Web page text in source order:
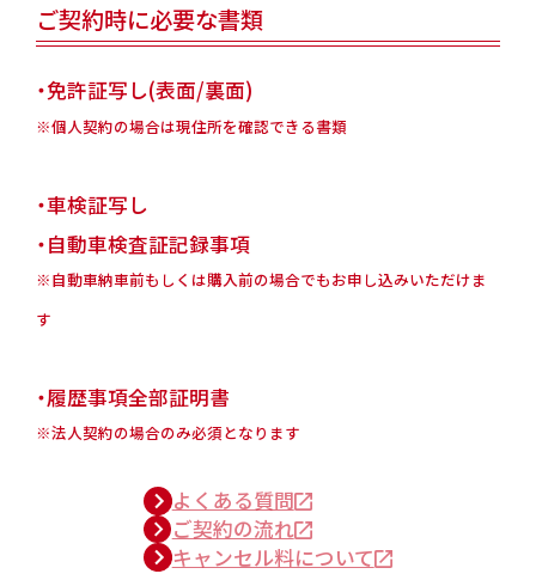
ご契約時に必要な書類
・免許証写し(表面/裏面)
※個人契約の場合は現住所を確認できる書類
・車検証写し
・自動車検査証記録事項
※自動車納車前もしくは購入前の場合でもお申し込みいただけま
す
・履歴事項全部証明書
※法人契約の場合のみ必須となります
よくある質問
ご契約の流れ
キャンセル料について